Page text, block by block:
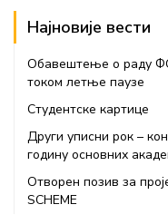
Најновије вести
Обавештење о раду
током летње паузе
Студентске картице
Други уписни рок –
годину основних
Отворен позив за
SCHEME